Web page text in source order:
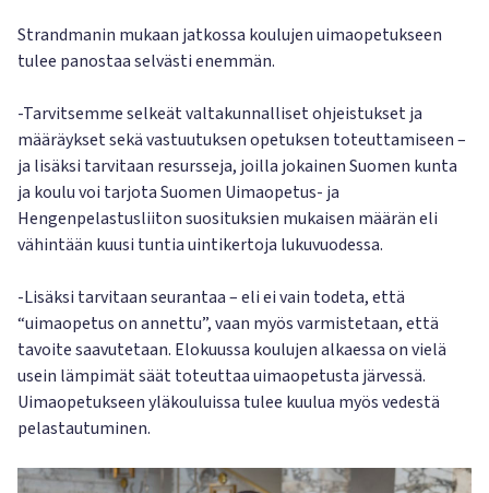
Strandmanin mukaan jatkossa koulujen uimaopetukseen
tulee panostaa selvästi enemmän.
-Tarvitsemme selkeät valtakunnalliset ohjeistukset ja
määräykset sekä vastuutuksen opetuksen toteuttamiseen –
ja lisäksi tarvitaan resursseja, joilla jokainen Suomen kunta
ja koulu voi tarjota Suomen Uimaopetus- ja
Hengenpelastusliiton suosituksien mukaisen määrän eli
vähintään kuusi tuntia uintikertoja lukuvuodessa.
-Lisäksi tarvitaan seurantaa – eli ei vain todeta, että
“uimaopetus on annettu”, vaan myös varmistetaan, että
tavoite saavutetaan. Elokuussa koulujen alkaessa on vielä
usein lämpimät säät toteuttaa uimaopetusta järvessä.
Uimaopetukseen yläkouluissa tulee kuulua myös vedestä
pelastautuminen.